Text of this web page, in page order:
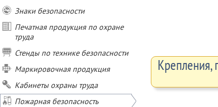
Знаки безопасности
Печатная продукция по охране
труда
Стенды по технике безопасности
Маркировочная продукция
Кабинеты охраны труда
Пожарная безопасность
Крепления,